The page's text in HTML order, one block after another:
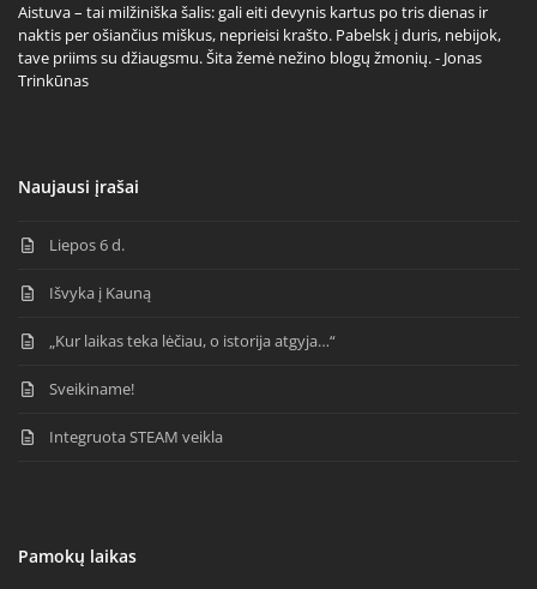
Aistuva – tai milžiniška šalis: gali eiti devynis kartus po tris dienas ir
naktis per ošiančius miškus, neprieisi krašto. Pabelsk į duris, nebijok,
tave priims su džiaugsmu. Šita žemė nežino blogų žmonių. - Jonas
Trinkūnas
Naujausi įrašai
Liepos 6 d.
Išvyka į Kauną
„Kur laikas teka lėčiau, o istorija atgyja…“
Sveikiname!
Integruota STEAM veikla
Pamokų laikas